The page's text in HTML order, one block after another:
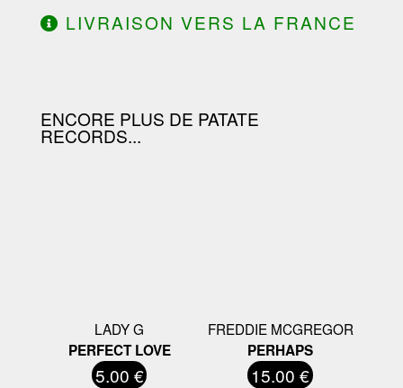
LIVRAISON VERS LA FRANCE
ENCORE PLUS DE PATATE
RECORDS...
LADY G
PERFECT LOVE
5.00 €
FREDDIE MCGREGOR
PERHAPS
15.00 €